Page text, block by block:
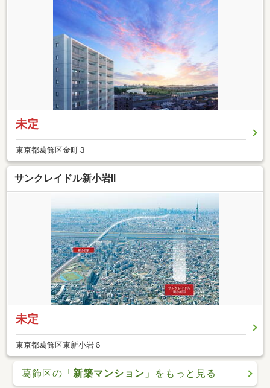
未定
東京都葛飾区金町３
サンクレイドル新小岩II
未定
東京都葛飾区東新小岩６
葛飾区の「新築マンション 」をもっと見る